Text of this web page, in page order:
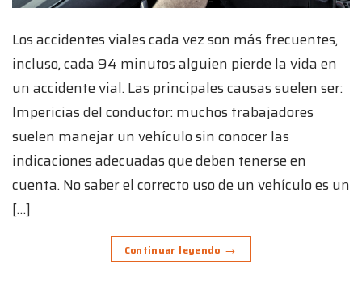
Los accidentes viales cada vez son más frecuentes,
incluso, cada 94 minutos alguien pierde la vida en
un accidente vial. Las principales causas suelen ser:
Impericias del conductor: muchos trabajadores
suelen manejar un vehículo sin conocer las
indicaciones adecuadas que deben tenerse en
cuenta. No saber el correcto uso de un vehículo es un
[…]
Continuar leyendo →